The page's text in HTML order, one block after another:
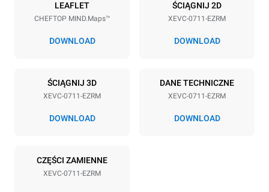
380-415V 3N~ / 220-240V
3~ / 220-240V 1~
11,7 kW
50 / 60 Hz NIE ZAWIERA
39,7 kWh/d
LEAFLET
CHEFTOP MIND.Maps™
DOWNLOAD
ŚCIĄGNIJ 2D
XEVC-0711-EZRM
DOWNLOAD
ŚCIĄGNIJ 3D
XEVC-0711-EZRM
DOWNLOAD
DANE TECHNICZNE
XEVC-0711-EZRM
DOWNLOAD
CZĘŚCI ZAMIENNE
XEVC-0711-EZRM